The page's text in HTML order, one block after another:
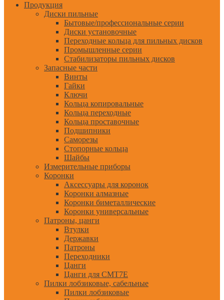
Продукция
Диски пильные
Бытовые/профессиональные серии
Диски установочные
Переходные кольца для пильных дисков
Промышленные серии
Стабилизаторы пильных дисков
Запасные части
Винты
Гайки
Ключи
Кольца копировальные
Кольца переходные
Кольца проставочные
Подшипники
Саморезы
Стопорные кольца
Шайбы
Измерительные приборы
Коронки
Аксессуары для коронок
Коронки алмазные
Коронки биметаллические
Коронки универсальные
Патроны, цанги
Втулки
Державки
Патроны
Переходники
Цанги
Цанги для CMT7E
Пилки лобзиковые, сабельные
Пилки лобзиковые